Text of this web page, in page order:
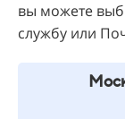
вы можете
службу или